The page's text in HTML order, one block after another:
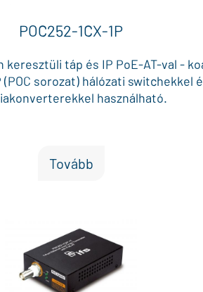
POC252-1CX-1P
keresztüli táp és IP PoE-AT-val -
sorozat) hálózati switchekkel
használható.
Tovább